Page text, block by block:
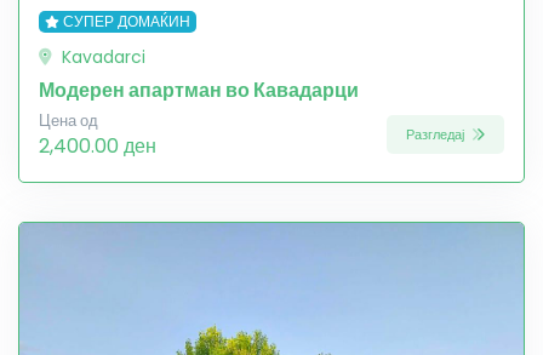
СУПЕР ДОМАЌИН
Kavadarci
Модерен апартман во Кавадарци
Цена од
2,400.00 ден Разгледај